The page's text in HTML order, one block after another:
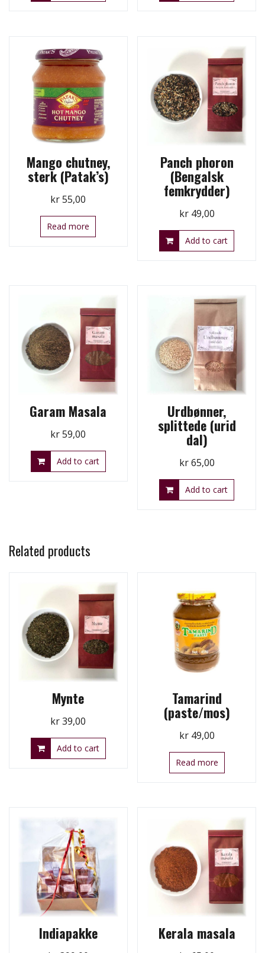
Mango chutney,
sterk (Patak’s)
kr55,00
Read more
Panch phoron
(Bengalsk
femkrydder)
kr49,00
Add to cart
Garam Masala
kr59,00
Add to cart
Urdbønner,
splittede (urid
dal)
kr65,00
Add to cart
Related products
Mynte
kr39,00
Add to cart
Tamarind
(paste/mos)
kr49,00
Read more
Indiapakke Kerala masala